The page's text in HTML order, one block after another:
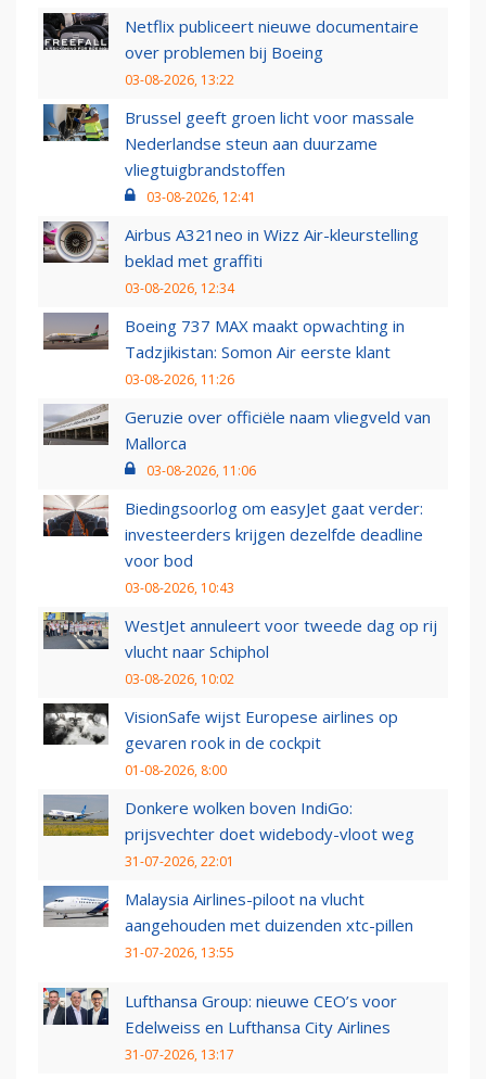
Netflix publiceert nieuwe documentaire
over problemen bij Boeing
03-08-2026, 13:22
Brussel geeft groen licht voor massale
Nederlandse steun aan duurzame
vliegtuigbrandstoffen
03-08-2026, 12:41
Airbus A321neo in Wizz Air-kleurstelling
beklad met graffiti
03-08-2026, 12:34
Boeing 737 MAX maakt opwachting in
Tadzjikistan: Somon Air eerste klant
03-08-2026, 11:26
Geruzie over officiële naam vliegveld van
Mallorca
03-08-2026, 11:06
Biedingsoorlog om easyJet gaat verder:
investeerders krijgen dezelfde deadline
voor bod
03-08-2026, 10:43
WestJet annuleert voor tweede dag op rij
vlucht naar Schiphol
03-08-2026, 10:02
VisionSafe wijst Europese airlines op
gevaren rook in de cockpit
01-08-2026, 8:00
Donkere wolken boven IndiGo:
prijsvechter doet widebody-vloot weg
31-07-2026, 22:01
Malaysia Airlines-piloot na vlucht
aangehouden met duizenden xtc-pillen
31-07-2026, 13:55
Lufthansa Group: nieuwe CEO’s voor
Edelweiss en Lufthansa City Airlines
31-07-2026, 13:17